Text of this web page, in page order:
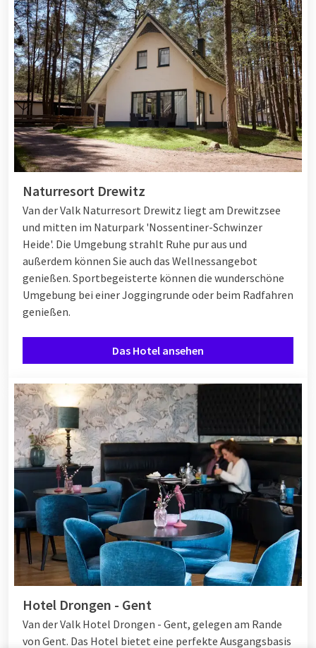
Naturresort Drewitz
Van der Valk Naturresort Drewitz liegt am Drewitzsee
und mitten im Naturpark 'Nossentiner-Schwinzer
Heide'. Die Umgebung strahlt Ruhe pur aus und
außerdem können Sie auch das Wellnessangebot
genießen. Sportbegeisterte können die wunderschöne
Umgebung bei einer Joggingrunde oder beim Radfahren
genießen.
Das Hotel ansehen
Hotel Drongen - Gent
Van der Valk Hotel Drongen - Gent, gelegen am Rande
von Gent. Das Hotel bietet eine perfekte Ausgangsbasis